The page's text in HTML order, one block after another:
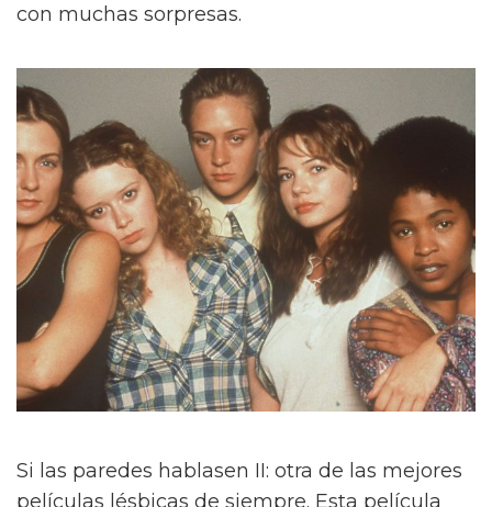
con muchas sorpresas.
Si las paredes hablasen II: otra de las mejores
películas lésbicas de siempre. Esta película